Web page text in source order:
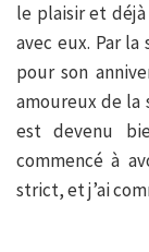
le plaisir et déjà
avec eux. Par
pour son
amoureux de
est devenu
commencé à
strict, et j’ai